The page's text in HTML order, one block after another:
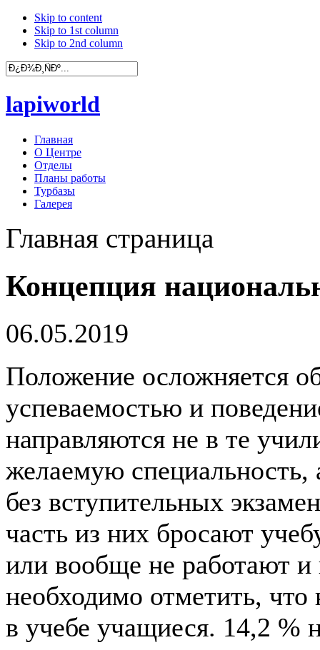
Skip to content
Skip to 1st column
Skip to 2nd column
lapiworld
Главная
О Центре
Отделы
Планы работы
Турбазы
Галерея
Главная страница
Концепция
06.05.2019
Положение осложняется
успеваемостью и
направляются не в те
желаемую
без вступительных
часть из них бросают
или вообще не работают и
необходимо отметить,
в учебе учащиеся. 14,2 %